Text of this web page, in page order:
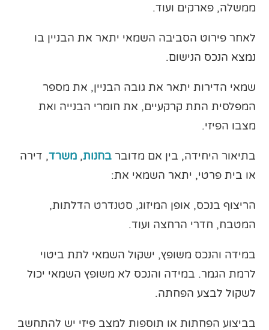
ממשלה, פארקים ועוד.
לאחר פירוט הסביבה השמאי יתאר את הבניין בו
נמצא הנכס הנישום.
שמאי הדירות יתאר את גובה הבניין, את מספר
המפלסית התת קרקעיים, את חומרי הבנייה ואת
מצבו הפיזי.
בתיאור היחידה, בין אם מדוברבחנות,משרד, דירה
או בית פרטי, יתאר השמאי את:
הריצוף בנכס, אופן המיזוג, סטנדרט הדלתות,
המטבח, חדרי הרחצה ועוד.
במידה והנכס משופץ, ישקול השמאי לתת ביטוי
לרמת הגמר. במידה והנכס לא משופץ השמאי יכול
לשקול לבצע הפחתה.
בביצוע הפחתות או תוספות למצב פיזי יש להתחשב